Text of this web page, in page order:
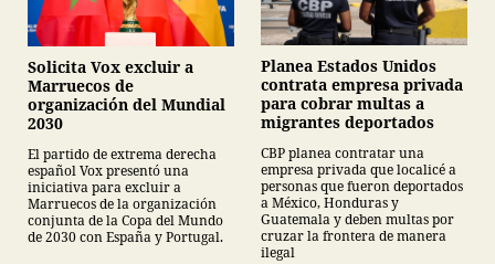
Solicita Vox excluir a
Marruecos de
organización del Mundial
2030
El partido de extrema derecha
español Vox presentó una
iniciativa para excluir a
Marruecos de la organización
conjunta de la Copa del Mundo
de 2030 con España y Portugal.
Planea Estados Unidos
contrata empresa privada
para cobrar multas a
migrantes deportados
CBP planea contratar una
empresa privada que localicé a
personas que fueron deportados
a México, Honduras y
Guatemala y deben multas por
cruzar la frontera de manera
ilegal